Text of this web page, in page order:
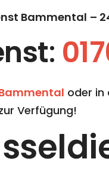
Bammental –
:
oder in
Verfügung!